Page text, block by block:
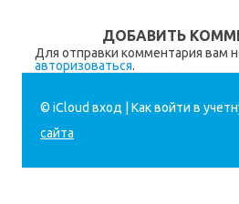
ДОБАВИТЬ
Для отправки комментария вам
авторизоваться.
© iCloud вход | Как войти в
сайта